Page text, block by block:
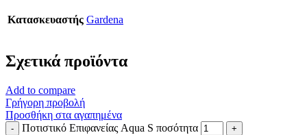
Κατασκευαστής Gardena
Σχετικά προϊόντα
Add to compare
Γρήγορη προβολή
Προσθήκη στα αγαπημένα
Ποτιστικό Επιφανείας Aqua S ποσότητα